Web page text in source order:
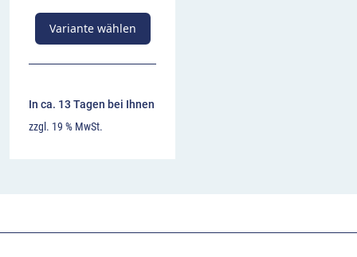
Variante wählen
In ca. 13 Tagen bei Ihnen
zzgl. 19 % MwSt.